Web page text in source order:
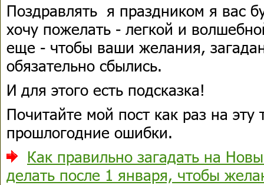
Поздравлять я праздником я вас
хочу пожелать - легкой и
еще - чтобы ваши желания,
обязательно сбылись.
И для этого есть подсказка!
Почитайте мой пост как раз на
прошлогодние ошибки.
Как правильно загадать на
делать после 1 января, чтобы